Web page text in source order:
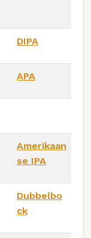
DIPA
APA
Amerikaan
se IPA
Dubbelbo
ck